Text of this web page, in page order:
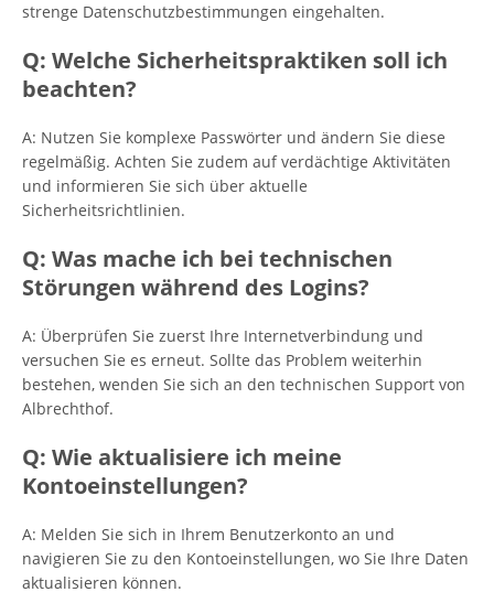
strenge Datenschutzbestimmungen eingehalten.
Q: Welche Sicherheitspraktiken soll ich
beachten?
A: Nutzen Sie komplexe Passwörter und ändern Sie diese
regelmäßig. Achten Sie zudem auf verdächtige Aktivitäten
und informieren Sie sich über aktuelle
Sicherheitsrichtlinien.
Q: Was mache ich bei technischen
Störungen während des Logins?
A: Überprüfen Sie zuerst Ihre Internetverbindung und
versuchen Sie es erneut. Sollte das Problem weiterhin
bestehen, wenden Sie sich an den technischen Support von
Albrechthof.
Q: Wie aktualisiere ich meine
Kontoeinstellungen?
A: Melden Sie sich in Ihrem Benutzerkonto an und
navigieren Sie zu den Kontoeinstellungen, wo Sie Ihre Daten
aktualisieren können.